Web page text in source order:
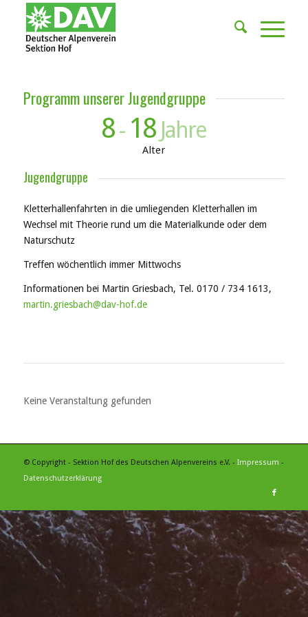
Programm unserer Jugendgruppe
8- 18 Jahre
Alter
Jugendgruppe
Kletterhallenfahrten in die umliegenden Kletterhallen im
Wechsel mit Theorie rund um die Materialkunde oder dem
Naturschutz
Treffen wöchentlich immer Mittwochs
Informationen bei Martin Griesbach, Tel. 0170 / 734 1613,
martin.griesbach@dav-hof.de
Keine Veranstaltung gefunden
© Copyright - Sektion Hof des Deutschen Alpenvereins e.V. - Impressum -
Datenschutzerklärung